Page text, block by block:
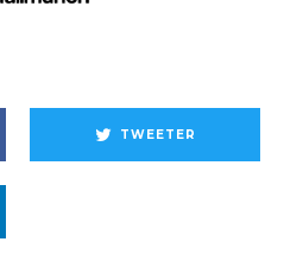
TWEETER